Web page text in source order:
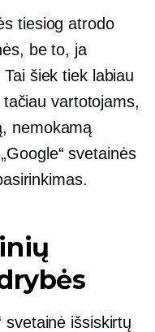
tiesiog atrodo
be to, ja
šiek tiek labiau
vartotojams,
nemokamą
svetainės
svetainė išsiskirtų